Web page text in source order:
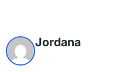
Jordana